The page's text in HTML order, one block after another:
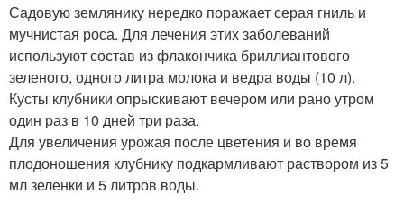
Садовую землянику нередко поражает серая гниль и
мучнистая роса. Для лечения этих заболеваний
используют состав из флакончика бриллиантового
зеленого, одного литра молока и ведра воды (10 л).
Кусты клубники опрыскивают вечером или рано утром
один раз в 10 дней три раза.
Для увеличения урожая после цветения и во время
плодоношения клубнику подкармливают раствором из 5
мл зеленки и 5 литров воды.